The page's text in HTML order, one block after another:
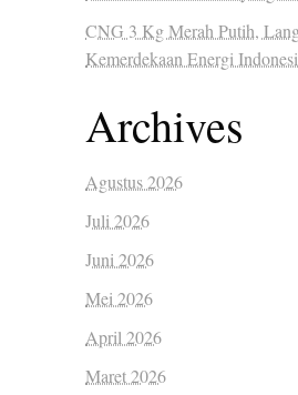
CNG 3 Kg Merah Putih,
Kemerdekaan Energi
Archives
Agustus 2026
Juli 2026
Juni 2026
Mei 2026
April 2026
Maret 2026